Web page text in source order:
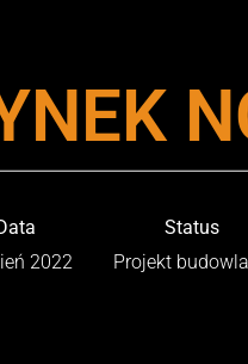
2022
Status
Projekt